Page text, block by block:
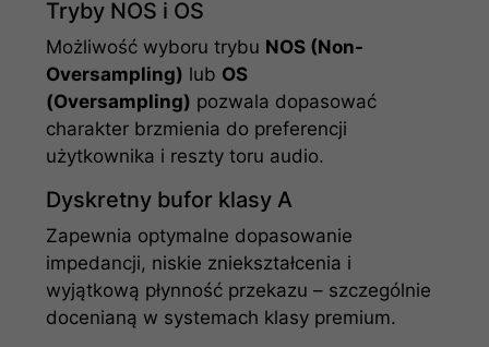
Tryby NOS i OS
Możliwość wyboru trybu NOS (Non-
Oversampling) lub OS
(Oversampling) pozwala dopasować
charakter brzmienia do preferencji
użytkownika i reszty toru audio.
Dyskretny bufor klasy A
Zapewnia optymalne dopasowanie
impedancji, niskie zniekształcenia i
wyjątkową płynność przekazu – szczególnie
docenianą w systemach klasy premium.